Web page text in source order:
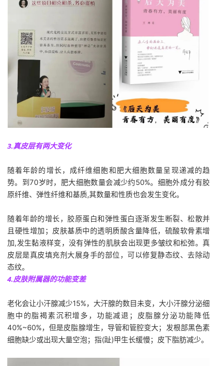
3.真皮层有两大变化
随着年龄的增长，成纤维细胞和肥大细胞数量呈现递减的趋
势。到70岁时，肥大细胞数量会减少约50%。细胞外成分有胶
原纤维、弹性纤维和基质,其数量和性质也会发生变化。
随着年龄的增长，胶原蛋白和弹性蛋白逐渐发生断裂、松散并
且硬性增加；皮肤基质中的透明质酸含量降低，硫酸软骨素增
加,发生黏液样变，没有弹性的肌肤会出现更多皱纹和松弛。真
皮层是真皮填充剂大展身手的部位，可以修复静态纹、去除动
态纹。
4.皮肤附属器的功能变差
老化会让小汗腺减少15%，大汗腺的数目未变，大小汗腺分泌细
胞中的脂褐素沉积增多，功能减退；皮脂腺分泌功能降低
40%~60%，但是皮脂腺增生，导管和管腔变大；发根部黑色素
细胞缺少或出现大量空泡；指(趾)甲生长缓慢；皮下脂肪减少。